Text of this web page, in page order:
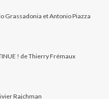
Grassadonia et Antonio Piazza
! de Thierry Frémaux
Rajchman